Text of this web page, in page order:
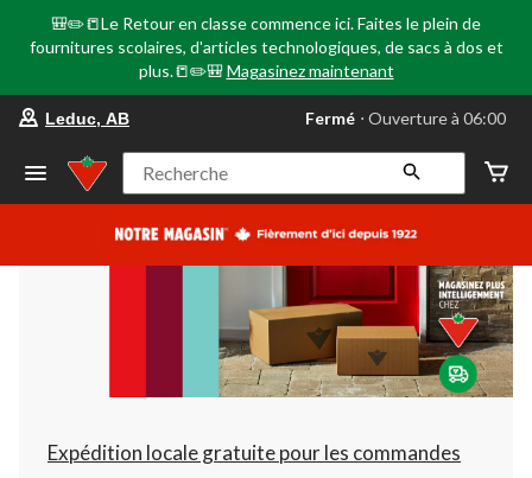
🎒✏️📒Le Retour en classe commence ici. Faites le plein de
fournitures scolaires, d'articles technologiques, de sacs à dos et
plus.📒✏️🎒 Magasinez maintenant
votre
préféré
Leduc,
AB,
courament
Ouverture
à
06:00
cliquer
pour
changer
Leduc, AB Fermé ⋅ Ouverture à 06:00
Recherche
Expédition locale gratuite pour les commandes